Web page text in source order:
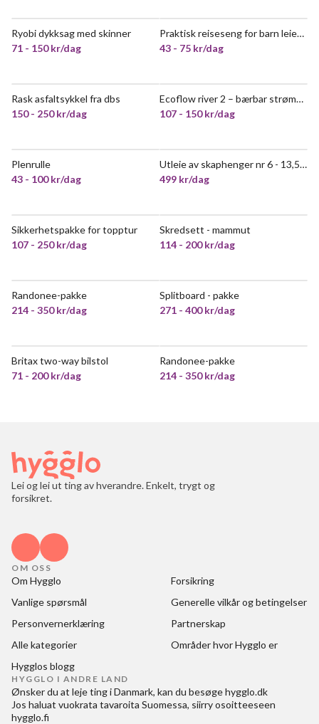
Ryobi dykksag med skinner
71 - 150 kr/dag
Praktisk reiseseng for barn leies ut
43 - 75 kr/dag
Rask asfaltsykkel fra dbs
150 - 250 kr/dag
Ecoflow river 2 – bærbar strømstasjon
107 - 150 kr/dag
Plenrulle
43 - 100 kr/dag
Utleie av skaphenger nr 6 - 13,5m3
499 kr/dag
POPULÆR
Sikkerhetspakke for topptur
107 - 250 kr/dag
Skredsett - mammut
114 - 200 kr/dag
VELDIG POPULÆR
Randonee-pakke
214 - 350 kr/dag
Splitboard - pakke
271 - 400 kr/dag
Britax two-way bilstol
71 - 200 kr/dag
VELDIG POPULÆR
Randonee-pakke
214 - 350 kr/dag
Lei og lei ut ting av hverandre. Enkelt, trygt og
forsikret.
OM OSS
Om Hygglo
Forsikring
Vanlige spørsmål
Generelle vilkår og betingelser
Personvernerklæring
Partnerskap
Alle kategorier
Områder hvor Hygglo er
Hygglos blogg
HYGGLO I ANDRE LAND
Ønsker du at leje ting i Danmark, kan du besøgehygglo.dk
Jos haluat vuokrata tavaroita Suomessa, siirry osoitteeseen
hygglo.fi